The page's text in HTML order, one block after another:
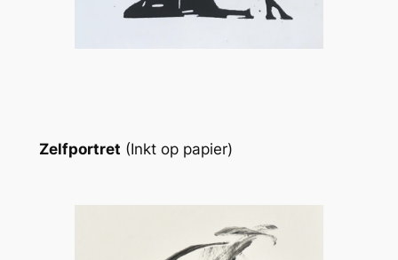
Zelfportret (Inkt op papier)